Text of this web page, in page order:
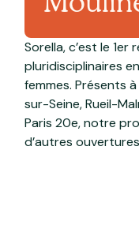
Sorella, c’est le 1er
pluridisciplinaires
femmes. Présents
sur-Seine, Rueil-
Paris 20e, notre
d’autres